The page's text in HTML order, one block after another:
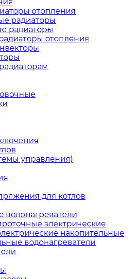
отопления
радиаторы
радиаторы
отопления
управления)
для котлов
водонагреватели
электрические
накопительные
водонагреватели